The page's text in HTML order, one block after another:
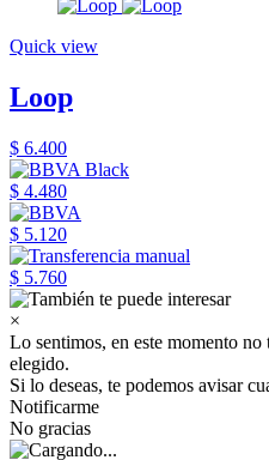
Quick view
Loop
$ 6.400
$ 4.480
$ 5.120
$ 5.760
×
Lo sentimos, en este momento
elegido.
Si lo deseas, te podemos avisar
Notificarme
No gracias